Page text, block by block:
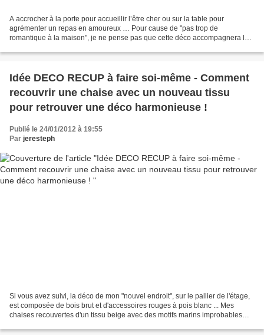
A accrocher à la porte pour accueillir l’être cher ou sur la table pour
agrémenter un repas en amoureux … Pour cause de "pas trop de
romantique à la maison", je ne pense pas que cette déco accompagnera le
Idée DECO RECUP à faire soi-même - Comment
recouvrir une chaise avec un nouveau tissu
pour retrouver une déco harmonieuse !
Publié le 24/01/2012 à 19:55
Par jeresteph
Si vous avez suivi, la déco de mon "nouvel endroit", sur le pallier de l'étage,
est composée de bois brut et d'accessoires rouges à pois blanc ... Mes
chaises recouvertes d'un tissu beige avec des motifs marins improbables